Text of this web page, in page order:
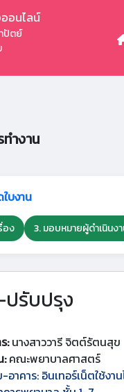
อนไลน์
ปัตย์
ทำงาน
บงาน
อง 3. มอบหมายผู้ดำเนินง
รับปรุง
:นางสาววารี จิตต์รัตนสุข
:คณะพยาบาลศาสตร์
อาคาร: อินเทอร์เน็ตใช้ง